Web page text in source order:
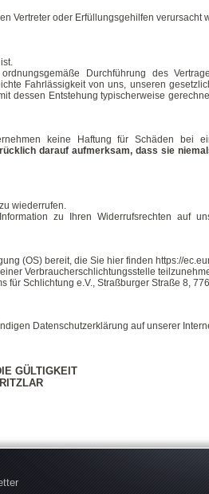
Vertreter oder Erfüllungsgehilfen verursacht
Durchführung des
Fahrlässigkeit von uns, unseren
dessen Entstehung typischerweise
keine Haftung für Schäden bei
darauf aufmerksam, dass sie
wiederrufen.
zu Ihren Widerrufsrechten auf
(OS) bereit, die Sie hier finden https://
Verbraucherschlichtungsstelle
Schlichtung e.V., Straßburger Straße 8,
Datenschutzerklärung auf unserer
GÜLTIGKEIT